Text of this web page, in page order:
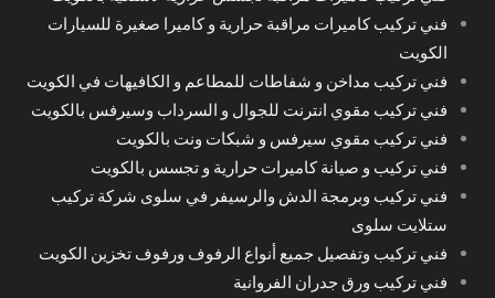
فني تركيب كاميرات مراقبة حرارية و كاميرا صغيرة للسيارات
الكويت
فني تركيب مداخن و شفاطات للمطاعم و الكافيهات في الكويت
فني تركيب مقوي انترنت للجوال و السرداب وسيرفس بالكويت
فني تركيب مقوي سيرفس و شبكات ونت بالكويت
فني تركيب و صيانة كاميرات حرارية و تجسس بالكويت
فني تركيب وبرمجة الدش والرسيفر في سلوى شركة تركيب
ستلايت سلوى
فني تركيب وتفصيل جميع أنواع الرفوف ورفوف تخزين الكويت
فني تركيب ورق جدران الفروانية